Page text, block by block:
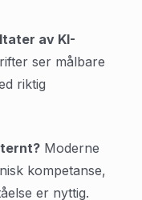
av KI-
ser målbare
riktig
Moderne
kompetanse,
er nyttig.